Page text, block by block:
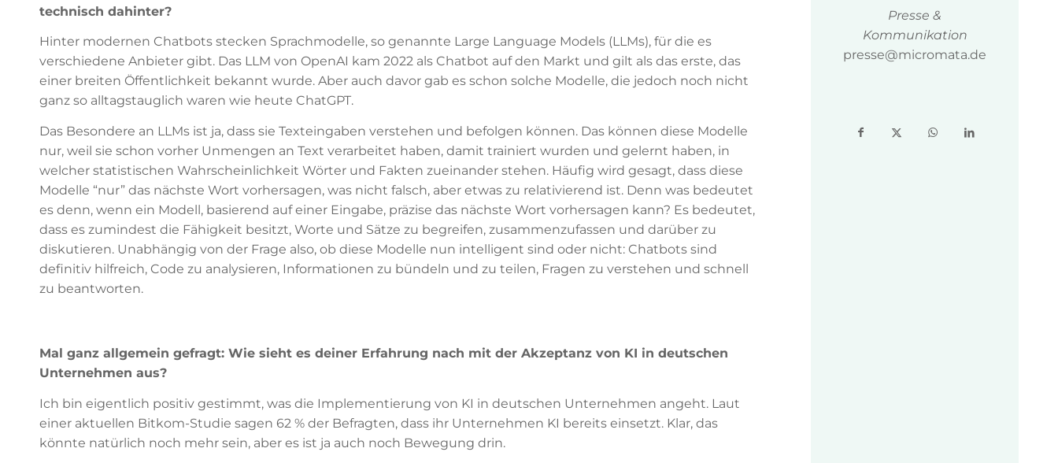
technisch dahinter?
Hinter modernen Chatbots stecken Sprachmodelle, so genannte Large Language Models (LLMs), für die es
verschiedene Anbieter gibt. Das LLM von OpenAI kam 2022 als Chatbot auf den Markt und gilt als das erste, das
einer breiten Öffentlichkeit bekannt wurde. Aber auch davor gab es schon solche Modelle, die jedoch noch nicht
ganz so alltagstauglich waren wie heute ChatGPT.
Das Besondere an LLMs ist ja, dass sie Texteingaben verstehen und befolgen können. Das können diese Modelle
nur, weil sie schon vorher Unmengen an Text verarbeitet haben, damit trainiert wurden und gelernt haben, in
welcher statistischen Wahrscheinlichkeit Wörter und Fakten zueinander stehen. Häufig wird gesagt, dass diese
Modelle “nur” das nächste Wort vorhersagen, was nicht falsch, aber etwas zu relativierend ist. Denn was bedeutet
es denn, wenn ein Modell, basierend auf einer Eingabe, präzise das nächste Wort vorhersagen kann? Es bedeutet,
dass es zumindest die Fähigkeit besitzt, Worte und Sätze zu begreifen, zusammenzufassen und darüber zu
diskutieren. Unabhängig von der Frage also, ob diese Modelle nun intelligent sind oder nicht: Chatbots sind
definitiv hilfreich, Code zu analysieren, Informationen zu bündeln und zu teilen, Fragen zu verstehen und schnell
zu beantworten.
Mal ganz allgemein gefragt: Wie sieht es deiner Erfahrung nach mit der Akzeptanz von KI in deutschen
Unternehmen aus?
Ich bin eigentlich positiv gestimmt, was die Implementierung von KI in deutschen Unternehmen angeht. Laut
einer aktuellen Bitkom-Studie sagen 62 % der Befragten, dass ihr Unternehmen KI bereits einsetzt. Klar, das
könnte natürlich noch mehr sein, aber es ist ja auch noch Bewegung drin.
Presse &
Kommunikation
presse@micromata.de